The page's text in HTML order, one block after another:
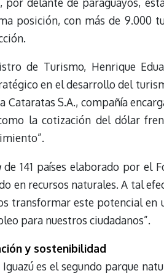
posición, con más de 9.000
de Turismo, Henrique
en el desarrollo del
Cataratas S.A., compañía
la cotización del dólar
de 141 países elaborado por el
en recursos naturales. A tal
transformar este potencial
para nuestros ciudadanos”.
y sostenibilidad
es el segundo parque